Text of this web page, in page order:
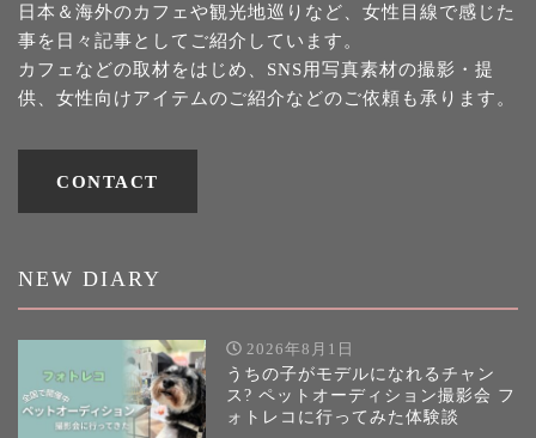
日本＆海外のカフェや観光地巡りなど、女性目線で感じた
事を日々記事としてご紹介しています。
カフェなどの取材をはじめ、SNS用写真素材の撮影・提
供、女性向けアイテムのご紹介などのご依頼も承ります。
CONTACT
NEW DIARY
2026年8月1日
うちの子がモデルになれるチャン
ス? ペットオーディション撮影会 フ
ォトレコに行ってみた体験談